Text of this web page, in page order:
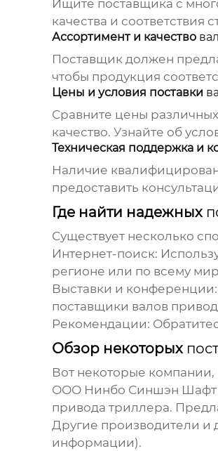
Ищите поставщика с
качества и соответствия
Ассортимент и качество
Поставщикдолжен
чтобы продукция
Цены и условия поставки
Сравните цены различных
качество. Узнайте об
Техническая поддержка и
Наличие
предоставить
Где найти надежных
Существует несколько
Интернет-поиск:
регионе или по всему
Выставки и конференции:
поставщики валов
Рекомендации:
Обзор некоторых
Вот некоторые
ООО Нинбо Синшэн Шафт
привода триллера.
Другие производители и
информации).